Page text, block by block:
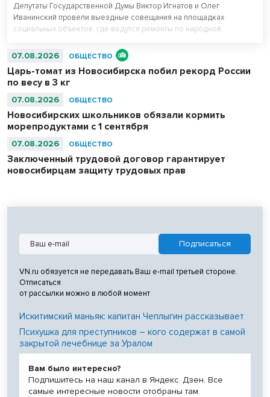
Депутаты Государственной Думы Виктор Игнатов и Олег
Иванинский провели выездные совещания на площадках
социальных объектов, где ведутся ремонты по народной
07.08.2026 ОБЩЕСТВО
Царь-томат из Новосибирска побил рекорд России
по весу в 3 кг
07.08.2026 ОБЩЕСТВО
Новосибирских школьников обязали кормить
морепродуктами с 1 сентября
07.08.2026 ОБЩЕСТВО
Заключенный трудовой договор гарантирует
новосибирцам защиту трудовых прав
VN.ru обязуется не передавать Ваш e-mail третьей стороне.
Отписаться
от рассылки можно в любой момент
Искитимский маньяк: капитан Чеплыгин рассказывает
Психушка для преступников – кого содержат в самой
закрытой лечебнице за Уралом
Вам было интересно?
Подпишитесь на наш канал в Яндекс. Дзен. Все
самые интересные новости отобраны там.